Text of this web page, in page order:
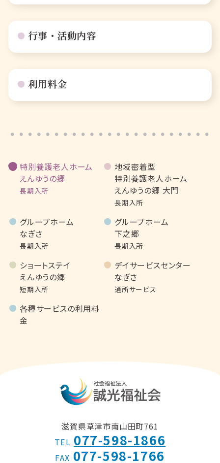
行事・活動内容
利用料金
特別養護老人ホーム
えんゆうの郷
長期入所
地域密着型
特別養護老人ホーム
えんゆうの郷 大門
長期入所
グループホーム
なぎさ
長期入所
グループホーム
下之郷
長期入所
ショートステイ
えんゆうの郷
短期入所
デイサービスセンター
なぎさ
通所サービス
各種サービスの利用料
金
滋賀県草津市南山田町761
TEL 077-598-1866
FAX 077-598-1766